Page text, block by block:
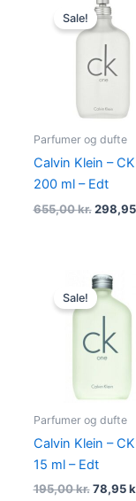
Sale!
Parfumer og dufte
Calvin Klein –
200 ml – Edt
655,00kr.
price
was:
655,00
298,95
Sale!
Parfumer og dufte
Calvin Klein –
15 ml – Edt
195,00kr.
Original
price
was:
78,95